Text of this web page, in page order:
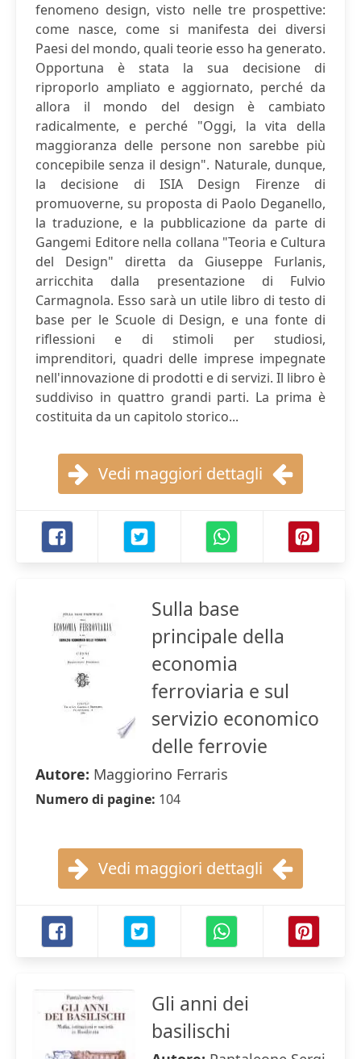
fenomeno design, visto nelle tre prospettive:
come nasce, come si manifesta dei diversi
Paesi del mondo, quali teorie esso ha generato.
Opportuna è stata la sua decisione di
riproporlo ampliato e aggiornato, perché da
allora il mondo del design è cambiato
radicalmente, e perché "Oggi, la vita della
maggioranza delle persone non sarebbe più
concepibile senza il design". Naturale, dunque,
la decisione di ISIA Design Firenze di
promuoverne, su proposta di Paolo Deganello,
la traduzione, e la pubblicazione da parte di
Gangemi Editore nella collana "Teoria e Cultura
del Design" diretta da Giuseppe Furlanis,
arricchita dalla presentazione di Fulvio
Carmagnola. Esso sarà un utile libro di testo di
base per le Scuole di Design, e una fonte di
riflessioni e di stimoli per studiosi,
imprenditori, quadri delle imprese impegnate
nell'innovazione di prodotti e di servizi. Il libro è
suddiviso in quattro grandi parti. La prima è
costituita da un capitolo storico...
Vedi maggiori dettagli
Sulla base
principale della
economia
ferroviaria e sul
servizio economico
delle ferrovie
Autore: Maggiorino Ferraris
Numero di pagine: 104
Vedi maggiori dettagli
Gli anni dei
basilischi